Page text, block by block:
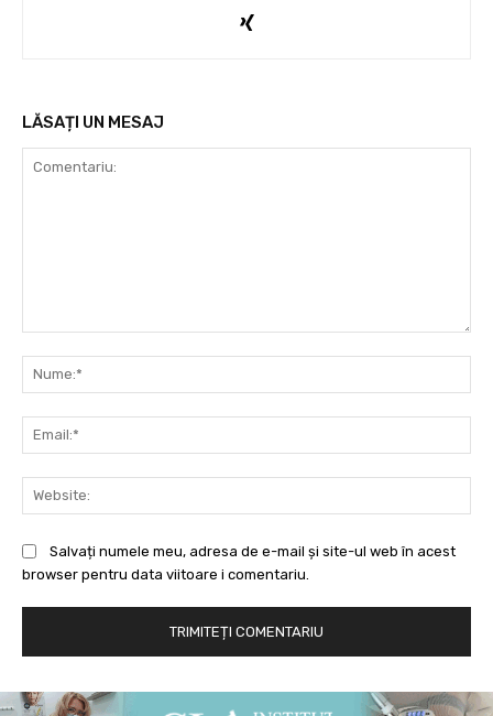
LĂSAȚI UN MESAJ
Salvați numele meu, adresa de e-mail și site-ul web în acest
browser pentru data viitoare i comentariu.